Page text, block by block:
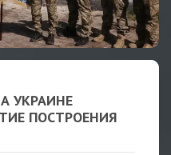
УКРАИНЕ
ПОСТРОЕНИЯ